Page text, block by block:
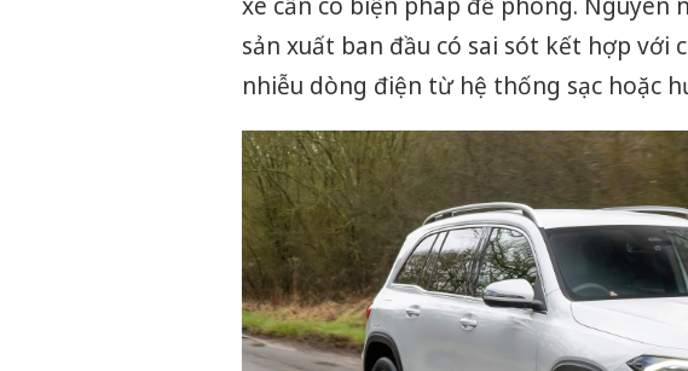
sản xuất ban đầu có sai sót kết hợp với
nhiễu dòng điện từ hệ thống sạc hoặc